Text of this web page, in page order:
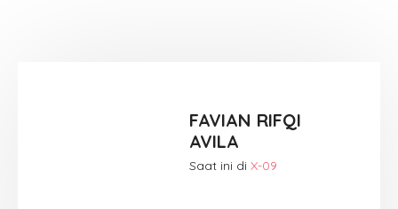
FAVIAN RIFQI
AVILA
Saat ini diX-09